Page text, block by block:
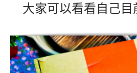
大家可以看看自己目